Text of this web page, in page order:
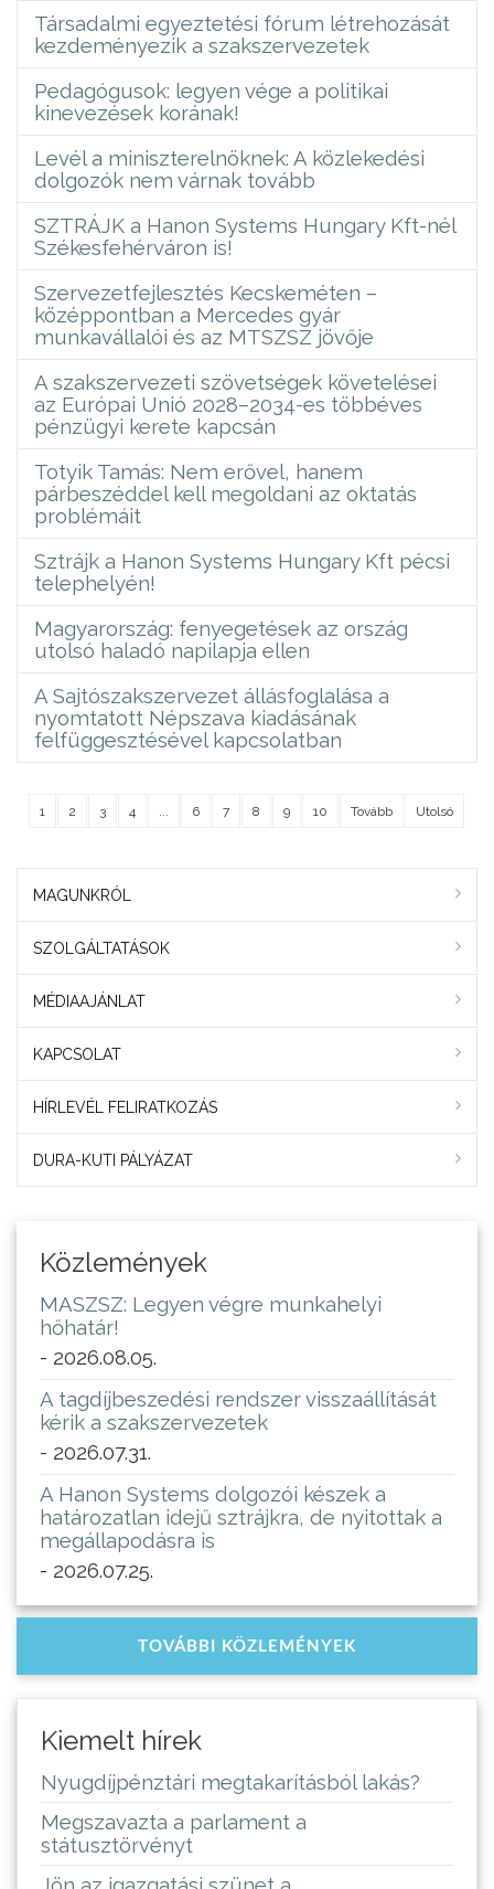
Társadalmi egyeztetési fórum létrehozását
kezdeményezik a szakszervezetek
Pedagógusok: legyen vége a politikai
kinevezések korának!
Levél a miniszterelnöknek: A közlekedési
dolgozók nem várnak tovább
SZTRÁJK a Hanon Systems Hungary Kft-nél
Székesfehérváron is!
Szervezetfejlesztés Kecskeméten –
középpontban a Mercedes gyár
munkavállalói és az MTSZSZ jövője
A szakszervezeti szövetségek követelései
az Európai Unió 2028–2034-es többéves
pénzügyi kerete kapcsán
Totyik Tamás: Nem erővel, hanem
párbeszéddel kell megoldani az oktatás
problémáit
Sztrájk a Hanon Systems Hungary Kft pécsi
telephelyén!
Magyarország: fenyegetések az ország
utolsó haladó napilapja ellen
A Sajtószakszervezet állásfoglalása a
nyomtatott Népszava kiadásának
felfüggesztésével kapcsolatban
1 2 3 4 ... 6 7 8 9 10 Tovább Utolsó
MAGUNKRÓL
SZOLGÁLTATÁSOK
MÉDIAAJÁNLAT
KAPCSOLAT
HÍRLEVÉL FELIRATKOZÁS
DURA-KUTI PÁLYÁZAT
Közlemények
MASZSZ: Legyen végre munkahelyi
hőhatár!
- 2026.08.05.
A tagdíjbeszedési rendszer visszaállítását
kérik a szakszervezetek
- 2026.07.31.
A Hanon Systems dolgozói készek a
határozatlan idejű sztrájkra, de nyitottak a
megállapodásra is
- 2026.07.25.
TOVÁBBI KÖZLEMÉNYEK
Kiemelt hírek
Nyugdíjpénztári megtakarításból lakás?
Megszavazta a parlament a
státusztörvényt